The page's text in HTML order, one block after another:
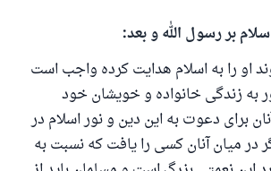
بر رسول الله و بعد:
او را به اسلام هدایت کرده واجب است
به زندگی خانواده و خویشان خود
برای دعوت به این دین و نور اسلام در
در میان آنان کسی را یافت که نسبت به